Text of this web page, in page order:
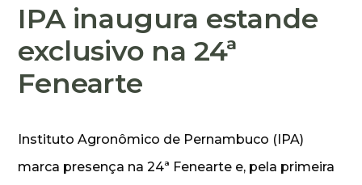
IPA inaugura estande
exclusivo na 24ª
Fenearte
Instituto Agronômico de Pernambuco (IPA)
marca presença na 24ª Fenearte e, pela primeira